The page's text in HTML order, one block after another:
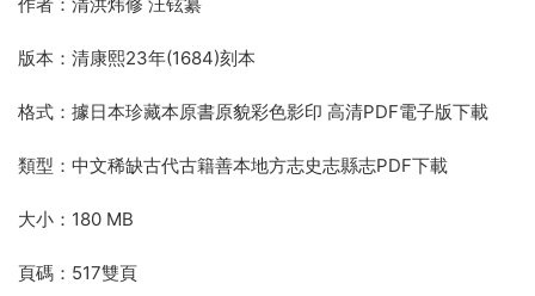
版本：清康熙23年(1684)刻本
格式：據日本珍藏本原書原貌彩色影印 高清PDF電子版下載
類型：中文稀缺古代古籍善本地方志史志縣志PDF下載
大小：180 MB
頁碼：517雙頁